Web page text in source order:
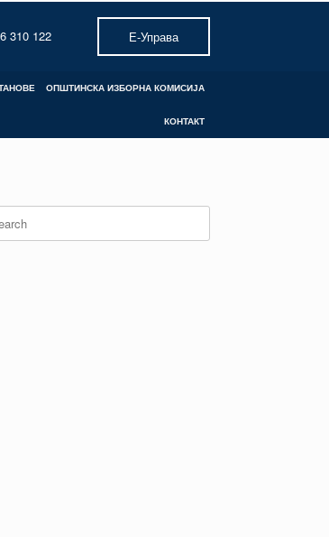
310 122 Е-Управа
ОПШТИНСКА ИЗБОРНА КОМИСИЈА
КОНТАКТ